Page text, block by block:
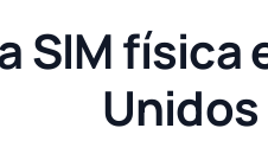
SIM física
Unidos